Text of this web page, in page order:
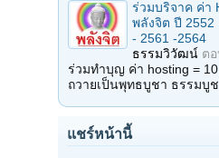
ร่วมบริจาค ค่า
พลังจิต ปี 2552
- 2561 -2564
ธรรมวิวัฒน์ ต
ร่วมทำบุญ ค่า hosting =
ถวายเป็นพุทธบูชา ธรรมบู
แชร์หน้านี้